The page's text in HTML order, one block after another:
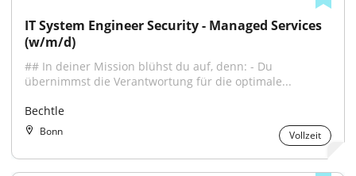
IT System Engineer Security - Managed Services
(w/m/d)
## In deiner Mission blühst du auf, denn: - Du
übernimmst die Verantwortung für die optimale...
Bechtle
Bonn Vollzeit